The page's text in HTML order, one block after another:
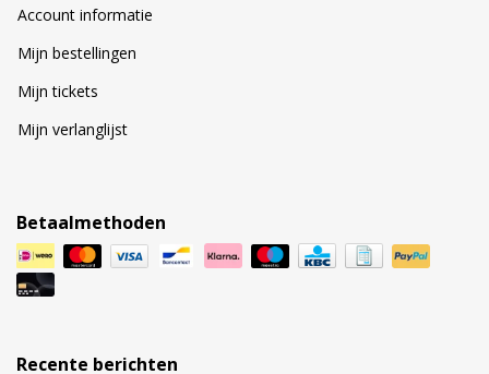
Account informatie
Mijn bestellingen
Mijn tickets
Mijn verlanglijst
Betaalmethoden
Recente berichten